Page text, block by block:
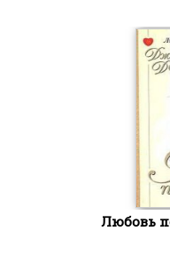
Любовь